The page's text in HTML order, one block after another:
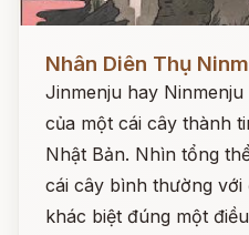
Nhân Diên Thụ
Jinmenju hay
của một cái cây thành
Nhật Bản. Nhìn tổng
cái cây bình thường
khác biệt đúng một